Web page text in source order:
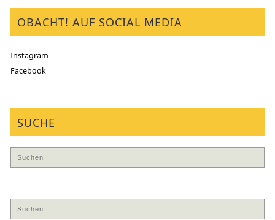
OBACHT! AUF SOCIAL MEDIA
Instagram
Facebook
SUCHE